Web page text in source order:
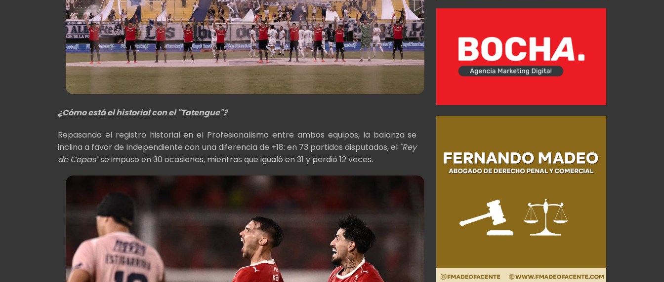
¿Cómo está el historial con el "Tatengue"?
Repasando el registro historial en el Profesionalismo entre ambos equipos, la balanza se
inclina a favor de Independiente con una diferencia de +18: en 73 partidos disputados, el "Rey
de Copas"se impuso en 30 ocasiones, mientras que igualó en 31 y perdió 12 veces.